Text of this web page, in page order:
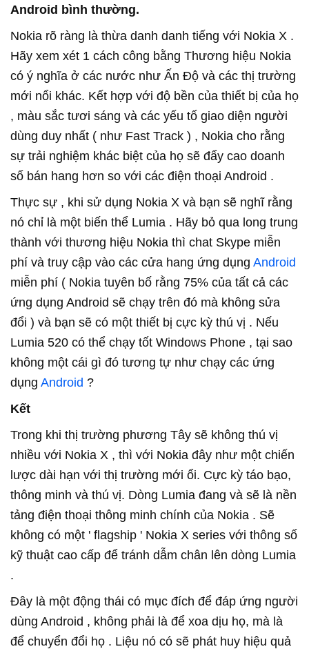
Android bình thường.
Nokia rõ ràng là thừa danh danh tiếng với Nokia X .
Hãy xem xét 1 cách công bằng Thương hiệu Nokia
có ý nghĩa ở các nước như Ấn Độ và các thị trường
mới nổi khác. Kết hợp với độ bền của thiết bị của họ
, màu sắc tươi sáng và các yếu tố giao diện người
dùng duy nhất ( như Fast Track ) , Nokia cho rằng
sự trải nghiệm khác biệt của họ sẽ đẩy cao doanh
số bán hang hơn so với các điện thoại Android .
Thực sự , khi sử dụng Nokia X và bạn sẽ nghĩ rằng
nó chỉ là một biến thể Lumia . Hãy bỏ qua long trung
thành với thương hiệu Nokia thì chat Skype miễn
phí và truy cập vào các cửa hang ứng dụng Android
miễn phí ( Nokia tuyên bố rằng 75% của tất cả các
ứng dụng Android sẽ chạy trên đó mà không sửa
đổi ) và bạn sẽ có một thiết bị cực kỳ thú vị . Nếu
Lumia 520 có thể chạy tốt Windows Phone , tại sao
không một cái gì đó tương tự như chạy các ứng
dụng Android ?
Kết
Trong khi thị trường phương Tây sẽ không thú vị
nhiều với Nokia X , thì với Nokia đây như một chiến
lược dài hạn với thị trường mới ổi. Cực kỳ táo bạo,
thông minh và thú vị. Dòng Lumia đang và sẽ là nền
tảng điện thoại thông minh chính của Nokia . Sẽ
không có một ' flagship ' Nokia X series với thông số
kỹ thuật cao cấp để tránh dẫm chân lên dòng Lumia
.
Đây là một động thái có mục đích để đáp ứng người
dùng Android , không phải là để xoa dịu họ, mà là
để chuyển đổi họ . Liệu nó có sẽ phát huy hiệu quả